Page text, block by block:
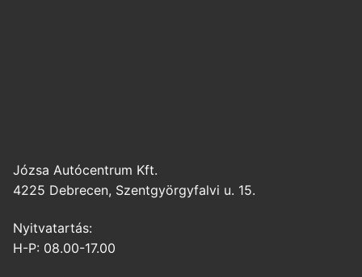
Józsa Autócentrum Kft.
4225 Debrecen, Szentgyörgyfalvi u. 15.
Nyitvatartás:
H-P: 08.00-17.00